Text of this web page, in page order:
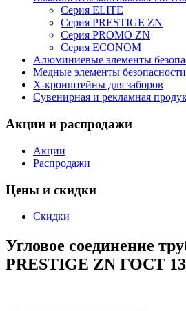
Серия ELITE
Серия PRESTIGE ZN
Серия PROMO ZN
Серия ECONOM
Алюминиевые элементы
Медные элементы безопасности
X-кронштейны для заборов
Сувенирная и рекламная
Акции и распродажи
Акции
Распродажи
Цены и скидки
Скидки
Угловое соединение
PRESTIGE ZN ГОСТ